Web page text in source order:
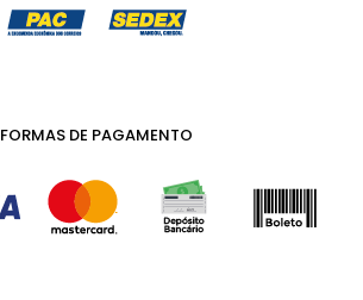
FORMAS DE PAGAMENTO